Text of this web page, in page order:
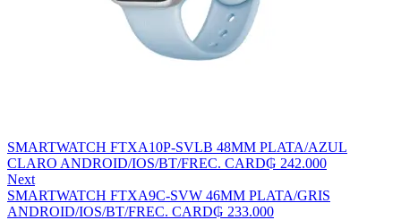
SMARTWATCH FTXA10P-SVLB 48MM PLATA/AZUL
CLARO ANDROID/IOS/BT/FREC. CARD₲ 242.000
Next
SMARTWATCH FTXA9C-SVW 46MM PLATA/GRIS
ANDROID/IOS/BT/FREC. CARD₲ 233.000